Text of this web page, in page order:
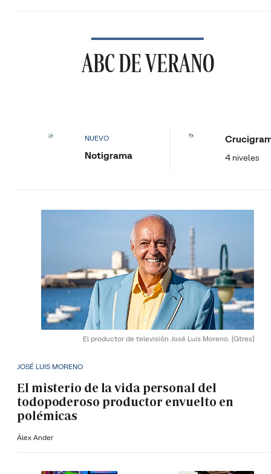
ABC DE VERANO
NUEVO
Notigrama 4 niveles
El productor de televisión José Luis Moreno. (Gtres)
JOSÉ LUIS MORENO
El misterio de la vida personal del
todopoderoso productor envuelto en
polémicas
Álex Ander